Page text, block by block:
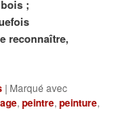
;
reconnaître,
| Marqué avec
,peintre,peinture,